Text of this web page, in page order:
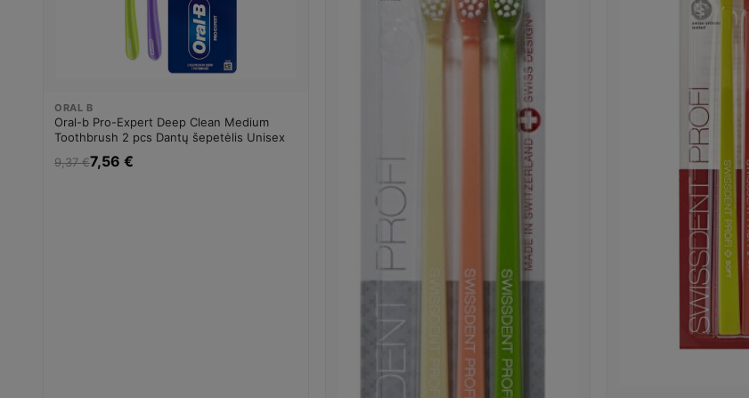
ORAL B
Oral-b Pro-Expert Deep Clean Medium
Toothbrush 2 pcs Dantų šepetėlis Unisex
9,37 €7,56 €